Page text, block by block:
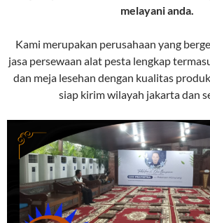
melayani anda.
Kami merupakan perusahaan yang
jasa persewaan alat pesta lengkap
dan meja lesehan dengan kualitas
siap kirim wilayah jakarta dan